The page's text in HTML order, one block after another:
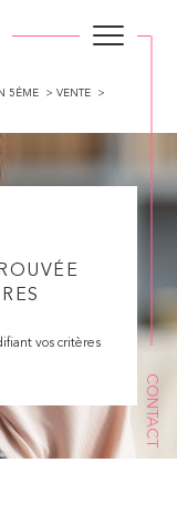
CONTACT
5ÉME
VENTE
vos critères